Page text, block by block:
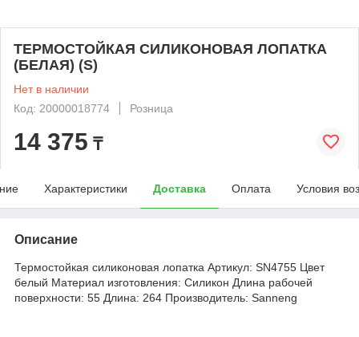
ТЕРМОСТОЙКАЯ СИЛИКОНОВАЯ ЛОПАТКА
(БЕЛАЯ) (S)
Нет в наличии
Код: 20000018774
Розница
14 375 ₸
Характеристики Доставка Оплата Условия
Описание
Термостойкая силиконовая лопатка Артикул: SN4755 Цвет
белый Материал изготовления: Силикон Длина рабочей
поверхности: 55 Длина: 264 Производитель: Sanneng